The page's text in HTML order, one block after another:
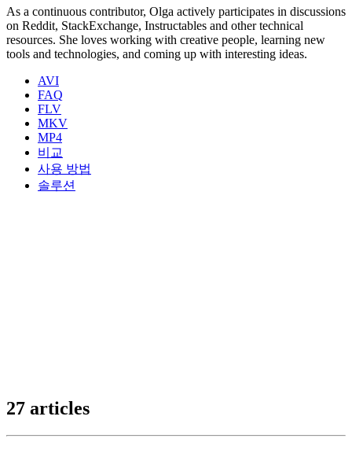
As a continuous contributor, Olga actively participates in discussions
on Reddit, StackExchange, Instructables and other technical
resources. She loves working with creative people, learning new
tools and technologies, and coming up with interesting ideas.
AVI
FAQ
FLV
MKV
MP4
비교
사용 방법
솔루션
27 articles